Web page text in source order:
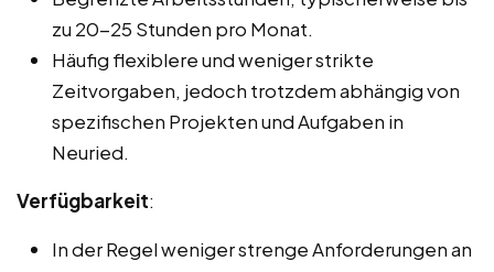
zu 20-25 Stunden pro Monat.
Häufig flexiblere und weniger strikte
Zeitvorgaben, jedoch trotzdem abhängig von
spezifischen Projekten und Aufgaben in
Neuried.
Verfügbarkeit:
In der Regel weniger strenge Anforderungen an